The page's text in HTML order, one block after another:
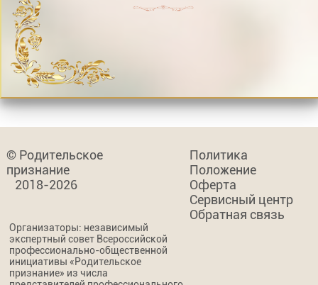
© Родительское
признание
2018-2026
Политика
Положение
Оферта
Сервисный центр
Обратная связь
Организаторы: независимый
экспертный совет Всероссийской
профессионально-общественной
инициативы «Родительское
признание» из числа